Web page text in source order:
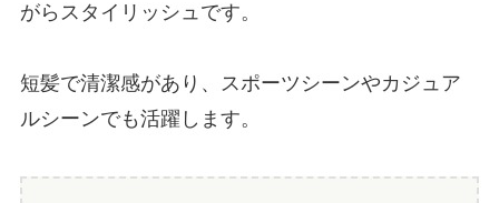
がらスタイリッシュです。
短髪で清潔感があり、スポーツシーンやカジュア
ルシーンでも活躍します。